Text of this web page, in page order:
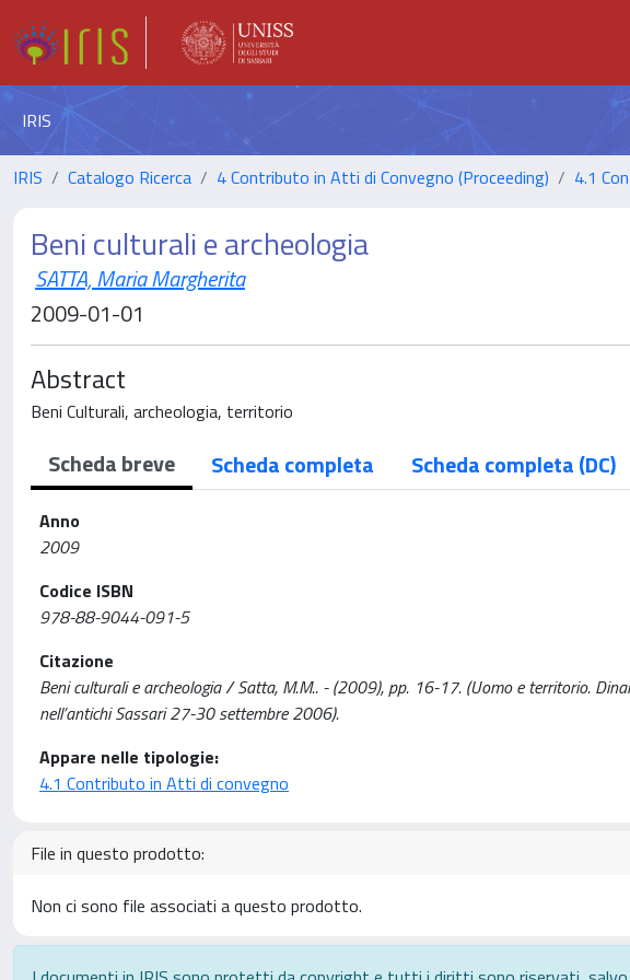
IRIS
IRIS Catalogo Ricerca 4 Contributo in Atti di Convegno (Proceeding) 4.1
Beni culturali e archeologia
SATTA, Maria Margherita
2009-01-01
Abstract
Beni Culturali, archeologia, territorio
Scheda breve Scheda completa Scheda completa (DC)
Anno
2009
Codice ISBN
978-88-9044-091-5
Citazione
Beni culturali e archeologia / Satta, M.M.. - (2009), pp. 16-17. (Uomo e territorio.
nell’antichi Sassari 27-30 settembre 2006).
Appare nelle tipologie:
4.1 Contributo in Atti di convegno
File in questo prodotto:
Non ci sono file associati a questo prodotto.